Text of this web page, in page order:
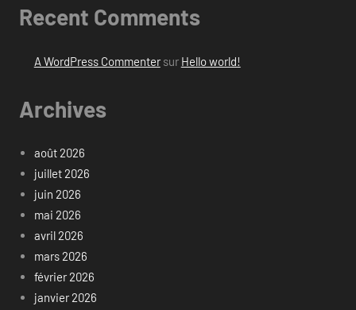
Recent Comments
A WordPress Commentersur Hello world!
Archives
août 2026
juillet 2026
juin 2026
mai 2026
avril 2026
mars 2026
février 2026
janvier 2026